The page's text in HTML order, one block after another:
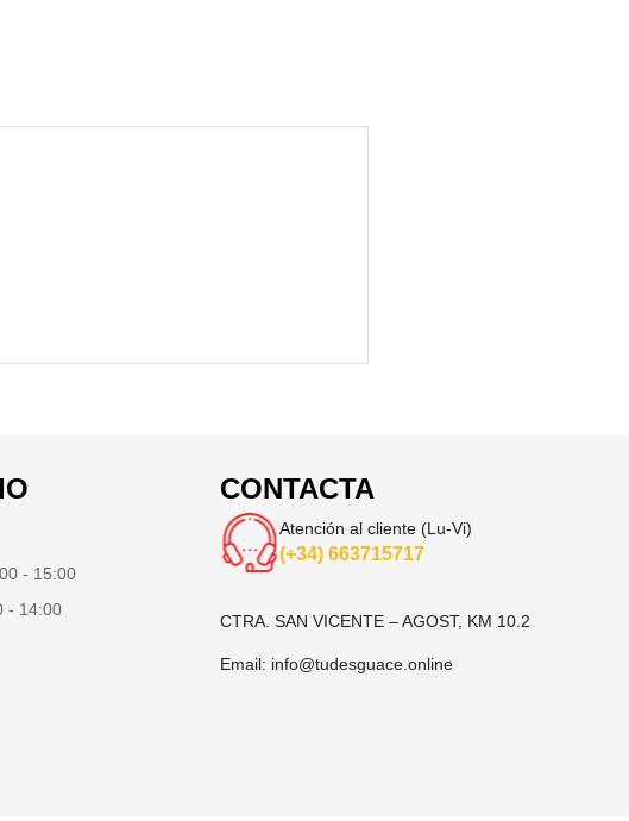
- 15:00
- 14:00
CONTACTA
Atención al cliente (Lu-Vi)
(+34) 663715717
CTRA. SAN VICENTE – AGOST, KM 10.2
Email: info@tudesguace.online